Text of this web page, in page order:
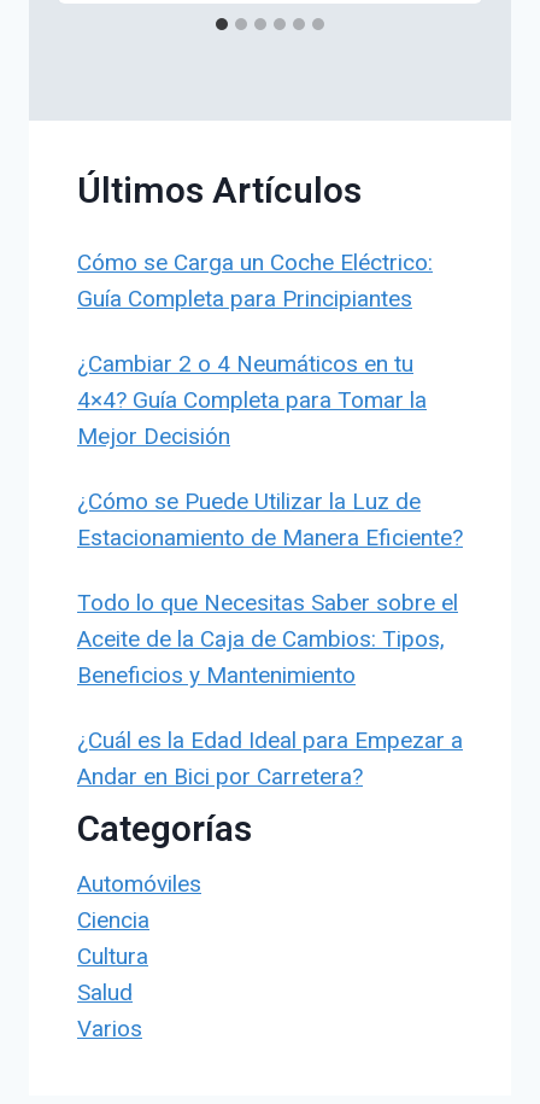
Últimos Artículos
Cómo se Carga un Coche Eléctrico:
Guía Completa para Principiantes
¿Cambiar 2 o 4 Neumáticos en tu
4×4? Guía Completa para Tomar la
Mejor Decisión
¿Cómo se Puede Utilizar la Luz de
Estacionamiento de Manera Eficiente?
Todo lo que Necesitas Saber sobre el
Aceite de la Caja de Cambios: Tipos,
Beneficios y Mantenimiento
¿Cuál es la Edad Ideal para Empezar a
Andar en Bici por Carretera?
Categorías
Automóviles
Ciencia
Cultura
Salud
Varios